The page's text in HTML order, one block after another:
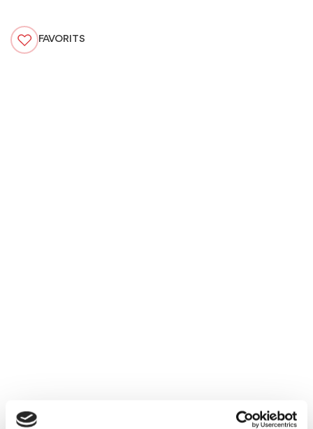
FAVORITS